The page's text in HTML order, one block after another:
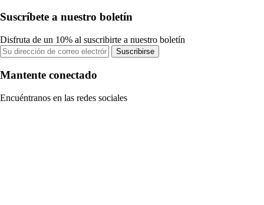
Suscríbete a nuestro boletín
Disfruta de un 10% al suscribirte a nuestro boletín
Suscribirse
Mantente conectado
Encuéntranos en las redes sociales